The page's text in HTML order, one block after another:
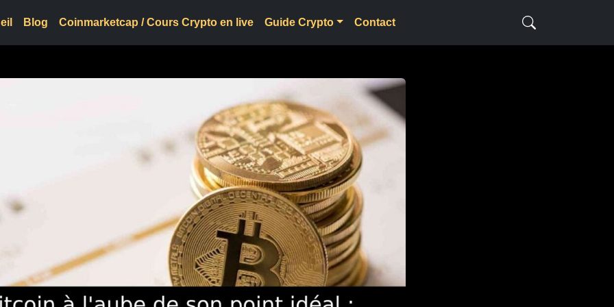
Blog Coinmarketcap / Cours Crypto en live Guide Crypto Contact